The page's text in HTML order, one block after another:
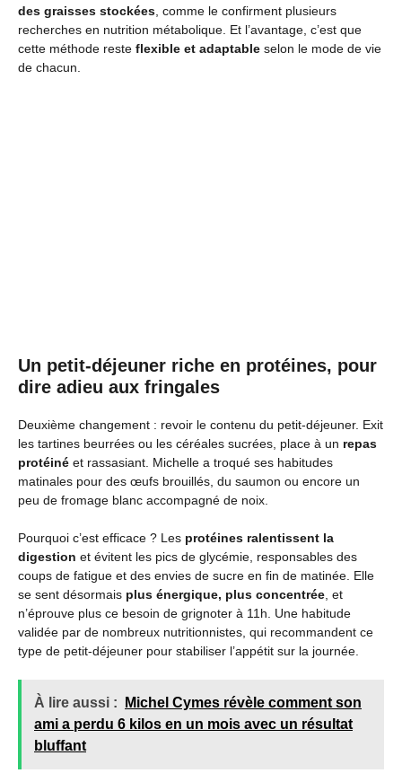
des graisses stockées , comme le confirment plusieurs
recherches en nutrition métabolique. Et l’avantage, c’est que
cette méthode reste flexible et adaptable selon le mode de vie
de chacun.
Un petit-déjeuner riche en protéines, pour
dire adieu aux fringales
Deuxième changement : revoir le contenu du petit-déjeuner. Exit
les tartines beurrées ou les céréales sucrées, place à un repas
protéiné et rassasiant. Michelle a troqué ses habitudes
matinales pour des œufs brouillés, du saumon ou encore un
peu de fromage blanc accompagné de noix.
Pourquoi c’est efficace ? Les protéines ralentissent la
digestion et évitent les pics de glycémie, responsables des
coups de fatigue et des envies de sucre en fin de matinée. Elle
se sent désormais plus énergique, plus concentrée , et
n’éprouve plus ce besoin de grignoter à 11h. Une habitude
validée par de nombreux nutritionnistes, qui recommandent ce
type de petit-déjeuner pour stabiliser l’appétit sur la journée.
À lire aussi :
Michel Cymes révèle comment son
ami a perdu 6 kilos en un mois avec un résultat
bluffant